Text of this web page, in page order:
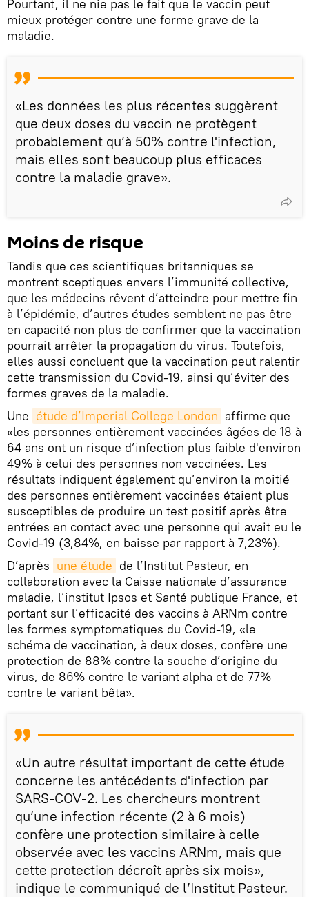
Pourtant, il ne nie pas le fait que le vaccin peut
mieux protéger contre une forme grave de la
maladie.
«Les données les plus récentes suggèrent
que deux doses du vaccin ne protègent
probablement qu’à 50% contre l'infection,
mais elles sont beaucoup plus efficaces
contre la maladie grave».
Moins de risque
Tandis que ces scientifiques britanniques se
montrent sceptiques envers l’immunité collective,
que les médecins rêvent d’atteindre pour mettre fin
à l’épidémie, d’autres études semblent ne pas être
en capacité non plus de confirmer que la vaccination
pourrait arrêter la propagation du virus. Toutefois,
elles aussi concluent que la vaccination peut ralentir
cette transmission du Covid-19, ainsi qu’éviter des
formes graves de la maladie.
Une étude d’Imperial College London affirme que
«les personnes entièrement vaccinées âgées de 18 à
64 ans ont un risque d’infection plus faible d'environ
49% à celui des personnes non vaccinées. Les
résultats indiquent également qu’environ la moitié
des personnes entièrement vaccinées étaient plus
susceptibles de produire un test positif après être
entrées en contact avec une personne qui avait eu le
Covid-19 (3,84%, en baisse par rapport à 7,23%).
D’après une étude de l’Institut Pasteur, en
collaboration avec la Caisse nationale d’assurance
maladie, l’institut Ipsos et Santé publique France, et
portant sur l’efficacité des vaccins à ARNm contre
les formes symptomatiques du Covid-19, «le
schéma de vaccination, à deux doses, confère une
protection de 88% contre la souche d’origine du
virus, de 86% contre le variant alpha et de 77%
contre le variant bêta».
«Un autre résultat important de cette étude
concerne les antécédents d'infection par
SARS-COV-2. Les chercheurs montrent
qu’une infection récente (2 à 6 mois)
confère une protection similaire à celle
observée avec les vaccins ARNm, mais que
cette protection décroît après six mois»,
indique le communiqué de l’Institut Pasteur.